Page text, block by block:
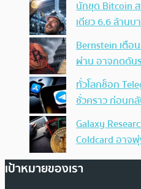
นักขุด Bitcoin
เดียว 6.6 ล้าน
Bernstein เตือ
ผ่าน อาจกดดัน
ทั่วโลกช็อก
ชั่วคราว ก่อนก
Galaxy
Coldcard อาจ
เป้าหมายของเรา